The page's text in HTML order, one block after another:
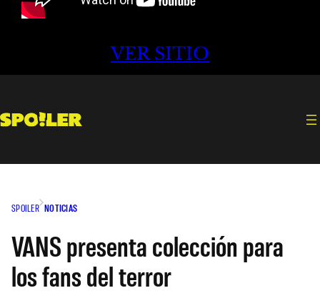
VER SITIO
SPOILER NOTICIAS
VANS presenta colección para
los fans del terror